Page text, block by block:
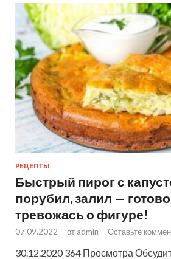
РЕЦЕПТЫ
Быстрый пирог с
порубил, залил —
тревожась о фигуре!
07.09.2022 - от admin - Оставьте
30.12.2020 364 Просмотра